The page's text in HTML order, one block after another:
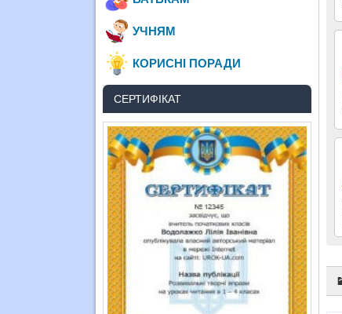
УЧНЯМ
КОРИСНІ ПОРАДИ
СЕРТИФІКАТ